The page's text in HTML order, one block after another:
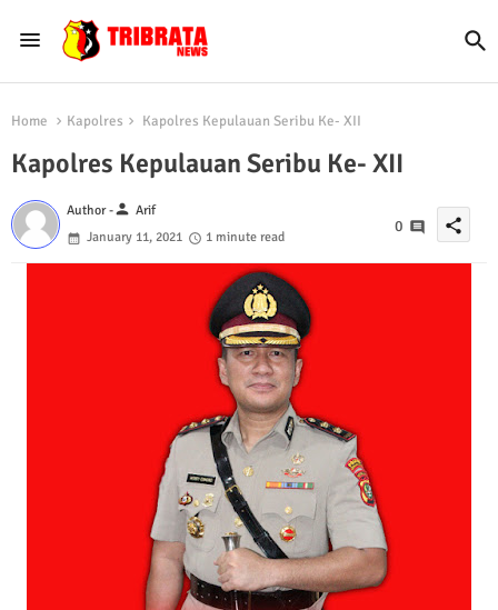
Home Kapolres Kapolres Kepulauan Seribu Ke- XII
Kapolres Kepulauan Seribu Ke- XII
Author -person Arif
January 11, 2021
1 minute read
0 share